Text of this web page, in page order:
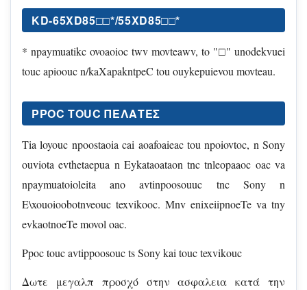
KD-65XD85□□*/55XD85□□*
* npaymuatikc ovoaoioc twv movteawv, to "□" unodekvuei
touc apioouc n/kaXapakntpeC tou ouykepuievou movteau.
PPOC TOUC ΠΕΛΑΤΕΣ
Tia loyouc npoostaoia cai aoafoaieac tou npoiovtoc, n Sony
ouviota evthetaepua n Eykataoataon tnc tnleopaaoc oac va
npaymuatoioleita ano avtinpoosouuc tnc Sony n
E\xouoioobotnveouc texvikooc. Mnv enixeiipnoeTe va tny
evkaotnoeTe movol oac.
Ppoc touc avtippoosouc ts Sony kai touc texvikouc
Δωτε μεγαλπ προσχό στην ασφαλεια κατά την